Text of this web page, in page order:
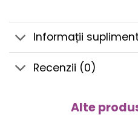
Informații
Recenzii (0)
Alte